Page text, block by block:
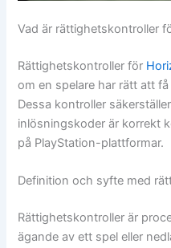
Vad är rättighetskontroller
Rättighetskontroller för
om en spelare har rätt att
Dessa kontroller
inlösningskoder är korrekt
på PlayStation-plattformar.
Definition och syfte med
Rättighetskontroller är
ägande av ett spel eller